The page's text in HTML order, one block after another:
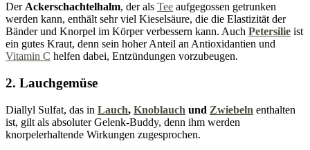
Der Ackerschachtelhalm, der als Tee aufgegossen getrunken
werden kann, enthält sehr viel Kieselsäure, die die Elastizität der
Bänder und Knorpel im Körper verbessern kann. Auch Petersilie ist
ein gutes Kraut, denn sein hoher Anteil an Antioxidantien und
Vitamin C helfen dabei, Entzündungen vorzubeugen.
2. Lauchgemüse
Diallyl Sulfat, das in Lauch, Knoblauch und Zwiebeln enthalten
ist, gilt als absoluter Gelenk-Buddy, denn ihm werden
knorpelerhaltende Wirkungen zugesprochen.